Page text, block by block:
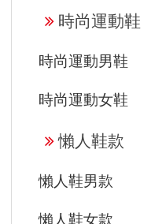
時尚運動鞋
時尚運動男鞋
時尚運動女鞋
懶人鞋款
懶人鞋男款
懶人鞋女款